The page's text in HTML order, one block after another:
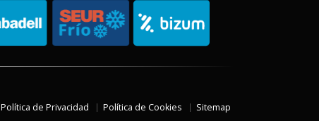
Política de Privacidad Política de Cookies Sitemap